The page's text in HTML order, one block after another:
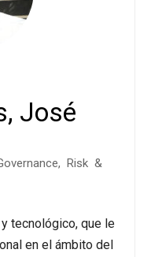
José
Risk &
tecnológico, que le
en el ámbito del